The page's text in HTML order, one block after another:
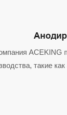
ACEKING
такие